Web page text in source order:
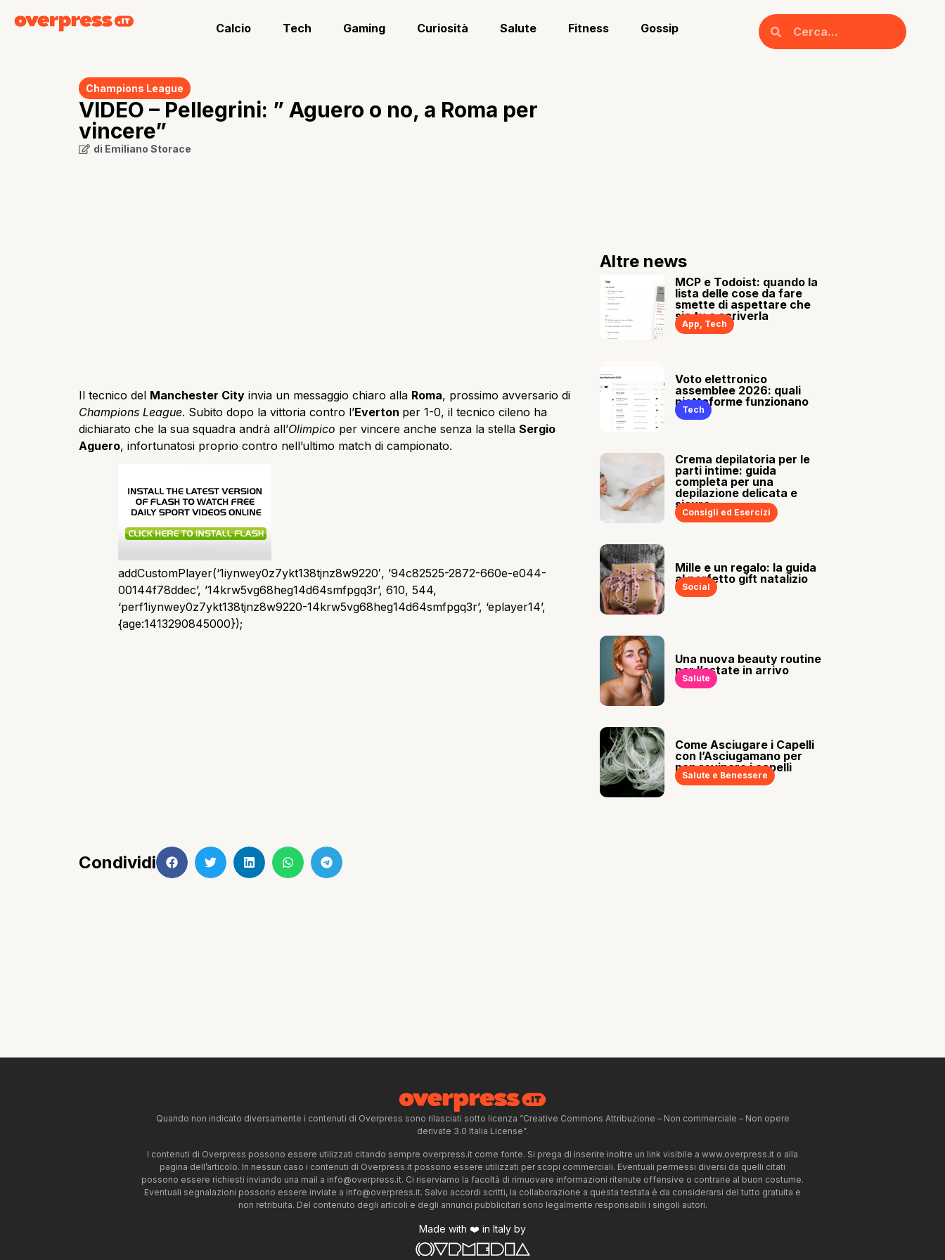
Calcio Tech Gaming Curiosità Salute Fitness Gossip
Champions League
VIDEO – Pellegrini: ” Aguero o no, a Roma per
vincere”
di Emiliano Storace
Il tecnico del Manchester City invia un messaggio chiaro alla Roma, prossimo avversario di
Champions League. Subito dopo la vittoria contro l’Everton per 1-0, il tecnico cileno ha
dichiarato che la sua squadra andrà all’Olimpico per vincere anche senza la stella Sergio
Aguero, infortunatosi proprio contro nell’ultimo match di campionato.
addCustomPlayer(‘1iynwey0z7ykt138tjnz8w9220′, ’94c82525-2872-660e-e044-
00144f78ddec’, ’14krw5vg68heg14d64smfpgq3r’, 610, 544,
‘perf1iynwey0z7ykt138tjnz8w9220-14krw5vg68heg14d64smfpgq3r’, ‘eplayer14’,
{age:1413290845000});
Condividi
Altre news
MCP e Todoist: quando la
lista delle cose da fare
smette di aspettare che
sia tu a scriverla
App, Tech
Voto elettronico
assemblee 2026: quali
piattaforme funzionano
Tech
Crema depilatoria per le
parti intime: guida
completa per una
depilazione delicata e
sicura
Consigli ed Esercizi
Mille e un regalo: la guida
al perfetto gift natalizio
Social
Una nuova beauty routine
per l’estate in arrivo
Salute
Come Asciugare i Capelli
con l’Asciugamano per
non rovinare i capelli
Salute e Benessere
Quando non indicato diversamente i contenuti di Overpress sono rilasciati sotto licenza “Creative Commons Attribuzione – Non commerciale – Non opere
derivate 3.0 Italia License”.
I contenuti di Overpress possono essere utilizzati citando sempre overpress.it come fonte. Si prega di inserire inoltre un link visibile a www.overpress.it o alla
pagina dell’articolo. In nessun caso i contenuti di Overpress.it possono essere utilizzati per scopi commerciali. Eventuali permessi diversi da quelli citati
possono essere richiesti inviando una mail a info@overpress.it. Ci riserviamo la facoltà di rimuovere informazioni ritenute offensive o contrarie al buon costume.
Eventuali segnalazioni possono essere inviate a info@overpress.it. Salvo accordi scritti, la collaborazione a questa testata è da considerarsi del tutto gratuita e
non retribuita. Del contenuto degli articoli e degli annunci pubblicitari sono legalmente responsabili i singoli autori.
Made with ❤️ in Italy by